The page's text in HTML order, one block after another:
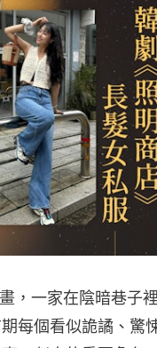
，一家在陰暗巷子
每個看似詭譎、驚